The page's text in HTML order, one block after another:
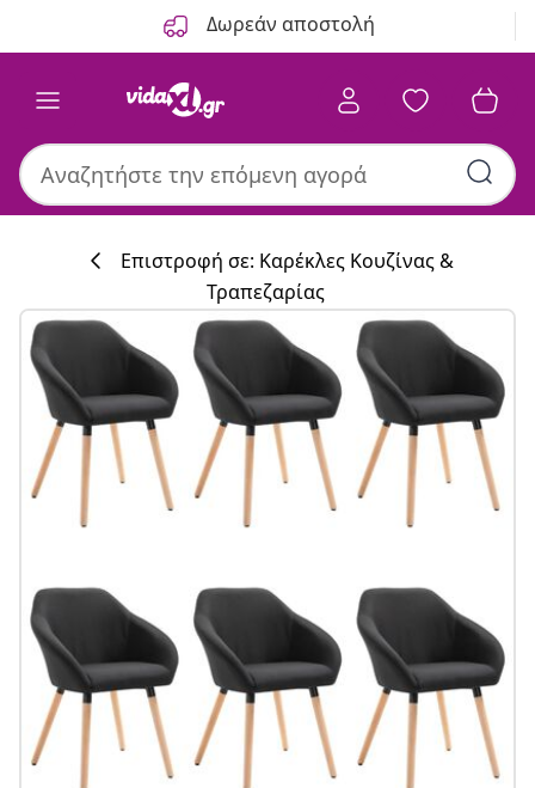
Δωρεάν αποστολή
#sharemevidaxl
Συλλογή
Επιστροφή σε: Καρέκλες Κουζίνας &
Τραπεζαρίας